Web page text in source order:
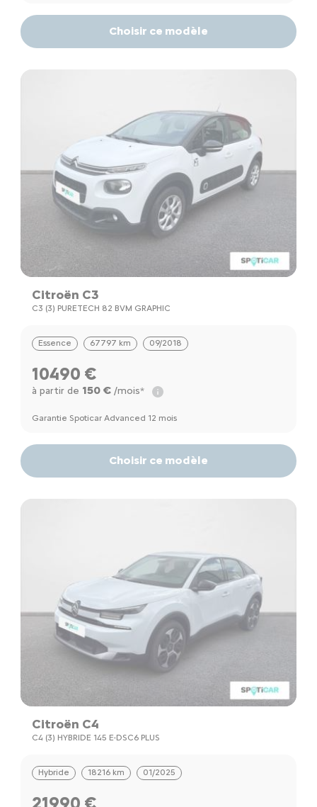
Choisir ce modèle
Citroën C3
C3 (3) PURETECH 82 BVM GRAPHIC
Essence 67797 km 09/2018
10490 €
à partir de 150 €/mois*
Garantie Spoticar Advanced 12 mois
Choisir ce modèle
Citroën C4
C4 (3) HYBRIDE 145 E-DSC6 PLUS
Hybride 18216 km 01/2025